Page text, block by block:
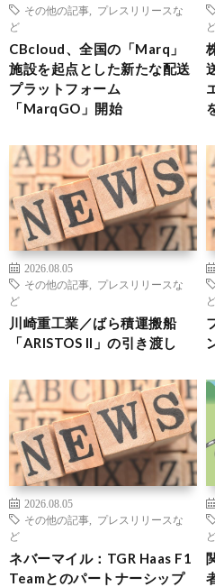
その他の記事
プレスリリースな
ど
CBcloud、全国の「Marq」
施設を起点とした新たな配送
プラットフォーム
「MarqGO」開始
2026.08.05
その他の記事
プレスリリースな
ど
川崎重工業／ばら積運搬船
「ARISTOS II」の引き渡し
2026.08.05
その他の記事
プレスリリースな
ど
ネバーマイル：TGR Haas F1
Teamとのパートナーシップ